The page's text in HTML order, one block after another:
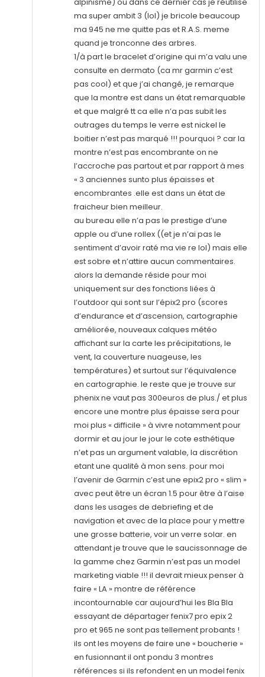
ma super ambit 3 (lol) je bricole beaucoup
ma 945 ne me quitte pas et R.A.S. meme
quand je tronconne des arbres.
1/à part le bracelet d’origine qui m’a valu une
consulte en dermato (ca mr garmin c’est
pas cool) et que j’ai changé, je remarque
que la montre est dans un état remarquable
et que malgré tt ca elle n’a pas subit les
outrages du temps le verre est nickel le
boitier n’est pas marqué !!! pourquoi ? car la
montre n’est pas encombrante on ne
l’accroche pas partout et par rapport à mes
« 3 anciennes sunto plus épaisses et
encombrantes .elle est dans un état de
fraicheur bien meilleur.
au bureau elle n’a pas le prestige d’une
apple ou d’une rollex ((et je n’ai pas le
sentiment d’avoir raté ma vie re lol) mais elle
est sobre et n’attire aucun commentaires.
alors la demande réside pour moi
uniquement sur des fonctions liées à
l’outdoor qui sont sur l’épix2 pro (scores
d’endurance et d’ascension, cartographie
améliorée, nouveaux calques météo
affichant sur la carte les précipitations, le
vent, la couverture nuageuse, les
températures) et surtout sur l’équivalence
en cartographie. le reste que je trouve sur
phenix ne vaut pas 300euros de plus./ et plus
encore une montre plus épaisse sera pour
moi plus « difficile » à vivre notamment pour
dormir et au jour le jour le cote esthétique
n’et pas un argument valable, la discrétion
etant une qualité à mon sens. pour moi
l’avenir de Garmin c’est une epix2 pro « slim »
avec peut être un écran 1.5 pour être à l’aise
dans les usages de debriefing et de
navigation et avec de la place pour y mettre
une grosse batterie, voir un verre solar. en
attendant je trouve que le saucissonnage de
la gamme chez Garmin n’est pas un model
marketing viable !!! il devrait mieux penser à
faire « LA » montre de référence
incontournable car aujourd’hui les Bla Bla
essayant de départager fenix7 pro epix 2
pro et 965 ne sont pas tellement probants !
ils ont les moyens de faire une « boucherie »
en fusionnant il ont pondu 3 montres
références si ils refondent en un model fenix